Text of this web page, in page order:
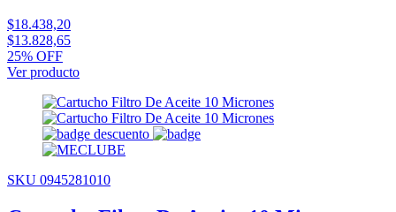
$18.438,20
$13.828,65
25% OFF
Ver producto
SKU 0945281010